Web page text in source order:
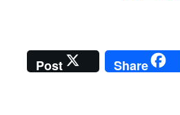
Share
Post